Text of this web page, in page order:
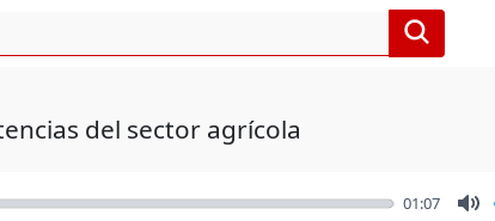
del sector agrícola
01:07